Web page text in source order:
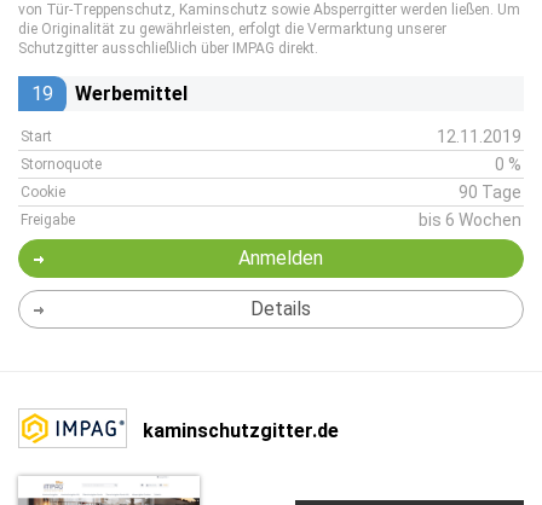
von Tür-Treppenschutz, Kaminschutz sowie Absperrgitter werden ließen. Um
die Originalität zu gewährleisten, erfolgt die Vermarktung unserer
Schutzgitter ausschließlich über IMPAG direkt.
19 Werbemittel
Start 12.11.2019
Stornoquote 0 %
Cookie 90 Tage
Freigabe bis 6 Wochen
Anmelden
Details
kaminschutzgitter.de